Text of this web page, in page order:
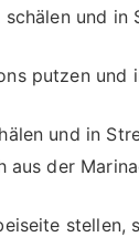
und in
putzen und
und in
aus der
stellen,